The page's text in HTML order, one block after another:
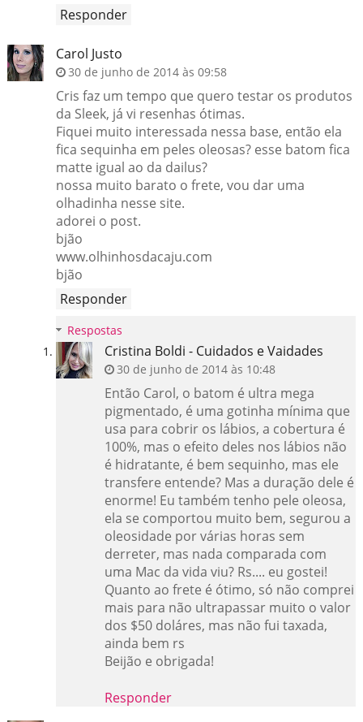
Responder
Carol Justo
30 de junho de 2014 às 09:58
Cris faz um tempo que quero testar os produtos
da Sleek, já vi resenhas ótimas.
Fiquei muito interessada nessa base, então ela
fica sequinha em peles oleosas? esse batom fica
matte igual ao da dailus?
nossa muito barato o frete, vou dar uma
olhadinha nesse site.
adorei o post.
bjão
www.olhinhosdacaju.com
bjão
Responder
Respostas
Cristina Boldi - Cuidados e Vaidades
30 de junho de 2014 às 10:48
Então Carol, o batom é ultra mega
pigmentado, é uma gotinha mínima que
usa para cobrir os lábios, a cobertura é
100%, mas o efeito deles nos lábios não
é hidratante, é bem sequinho, mas ele
transfere entende? Mas a duração dele é
enorme! Eu também tenho pele oleosa,
ela se comportou muito bem, segurou a
oleosidade por várias horas sem
derreter, mas nada comparada com
uma Mac da vida viu? Rs.... eu gostei!
Quanto ao frete é ótimo, só não comprei
mais para não ultrapassar muito o valor
dos $50 doláres, mas não fui taxada,
ainda bem rs
Beijão e obrigada!
Responder